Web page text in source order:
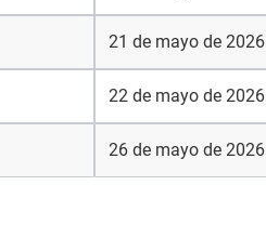
21 de mayo de 2026
22 de mayo de 2026
26 de mayo de 2026